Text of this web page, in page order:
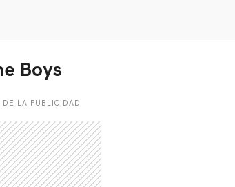
Boys
LA PUBLICIDAD